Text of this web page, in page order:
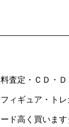
査定・ＣＤ・Ｄ
ィギュア・トレ
ド高く買います